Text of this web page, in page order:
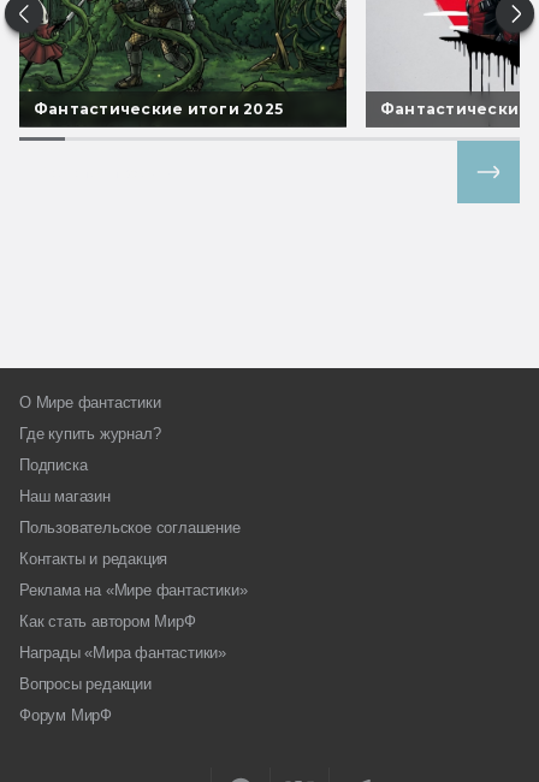
Фантастические итоги 2025 Фантастические
О Мире фантастики
Где купить журнал?
Подписка
Наш магазин
Пользовательское соглашение
Контакты и редакция
Реклама на «Мире фантастики»
Как стать автором МирФ
Награды «Мира фантастики»
Вопросы редакции
Форум МирФ